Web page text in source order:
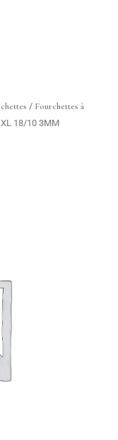
/ Fourchettes à
XL 18/10 3MM